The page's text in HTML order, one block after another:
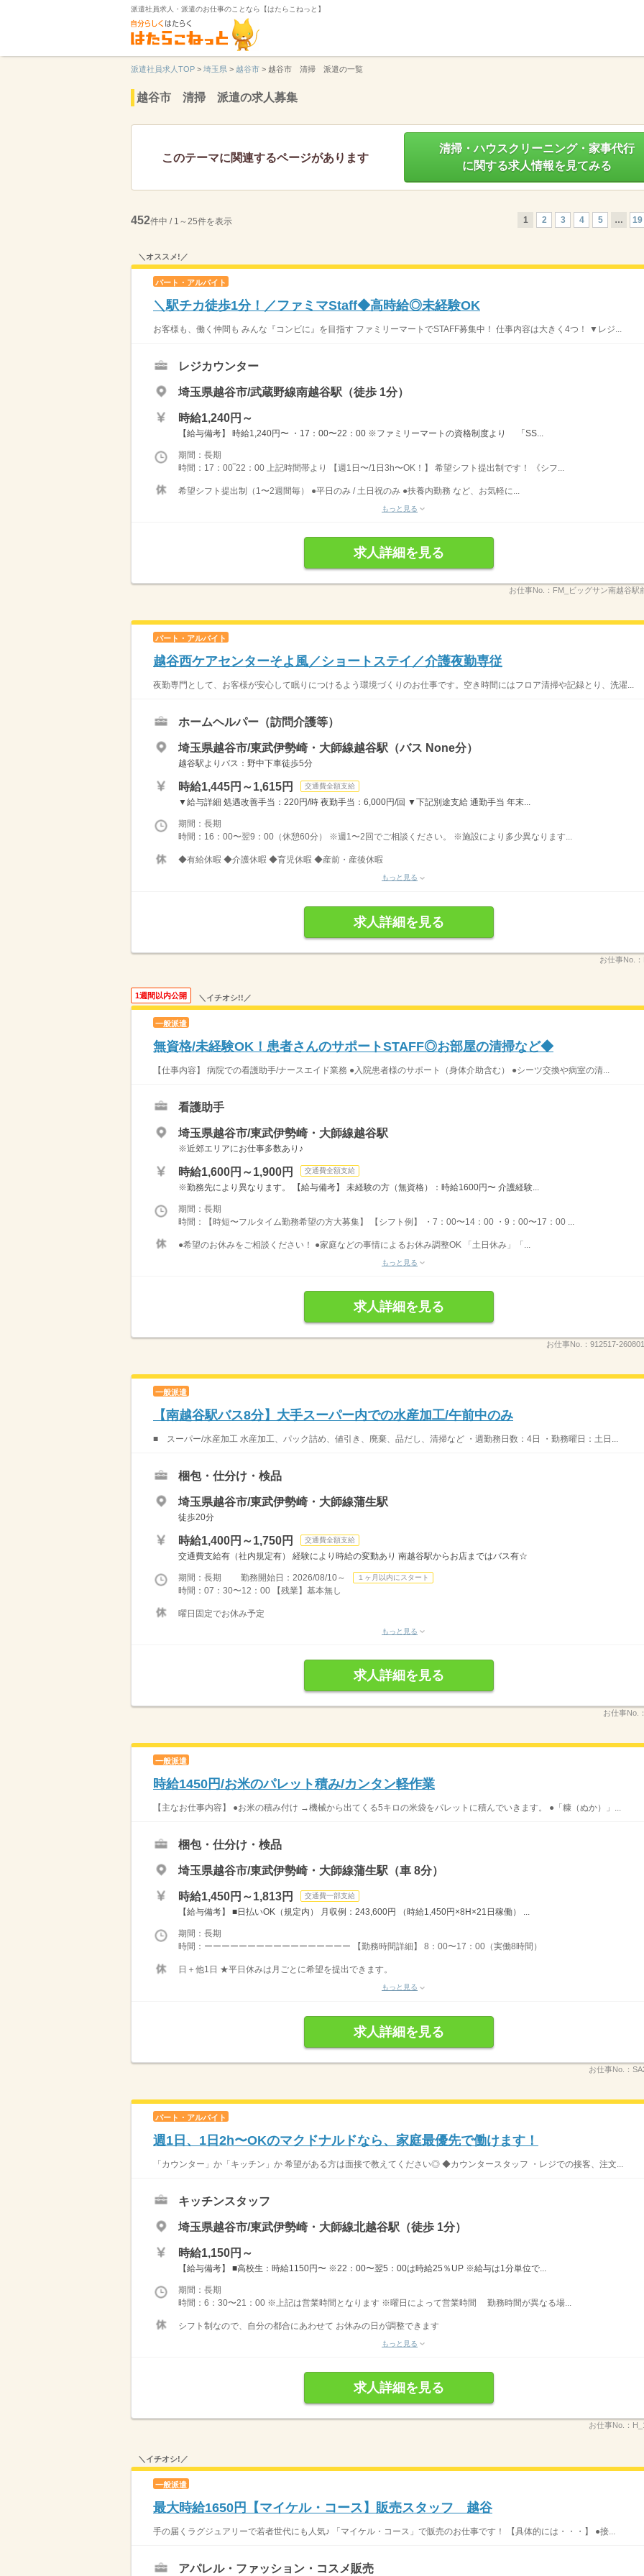
派遣社員求人・派遣のお仕事のことなら【はたらこねっと】
派遣社員求人TOP > 埼玉県 > 越谷市 > 越谷市 清掃 派遣の一覧
越谷市 清掃 派遣の求人募集
このテーマに関連するページがあります
清掃・ハウスクリーニング・家事代行
に関する求人情報を見てみる
452件中 / 1～25件を表示 1 2 3 4 5 … 19
＼オススメ!／
パート・アルバイト
＼駅チカ徒歩1分！／ファミマStaff◆高時給◎未経験OK
お客様も、働く仲間も みんな『コンビに』を目指す ファミリーマートでSTAFF募集中！ 仕事内容は大きく4つ！ ▼レジ...
レジカウンター
埼玉県越谷市/武蔵野線南越谷駅（徒歩 1分）
時給1,240円～
【給与備考】 時給1,240円〜 ・17：00〜22：00 ※ファミリーマートの資格制度より 「SS...
期間：長期
時間：17：00‾22：00 上記時間帯より 【週1日〜/1日3h〜OK！】 希望シフト提出制です！ 《シフ...
希望シフト提出制（1〜2週間毎） ●平日のみ / 土日祝のみ ●扶養内勤務 など、お気軽に...
もっと見る
求人詳細を見る
お仕事No.： FM_ビッグサン南越谷駅
パート・アルバイト
越谷西ケアセンターそよ風／ショートステイ／介護夜勤専従
夜勤専門として、お客様が安心して眠りにつけるよう環境づくりのお仕事です。空き時間にはフロア清掃や記録とり、洗濯...
ホームヘルパー（訪問介護等）
埼玉県越谷市/東武伊勢崎・大師線越谷駅（バス None分）
越谷駅よりバス：野中下車徒歩5分
時給1,445円～1,615円 交通費全額支給
▼給与詳細 処遇改善手当：220円/時 夜勤手当：6,000円/回 ▼下記別途支給 通勤手当 年末...
期間：長期
時間：16：00〜翌9：00（休憩60分） ※週1〜2回でご相談ください。 ※施設により多少異なります...
◆有給休暇 ◆介護休暇 ◆育児休暇 ◆産前・産後休暇
もっと見る
求人詳細を見る
お仕事No.：
1週間以内公開 ＼イチオシ!!／
一般派遣
無資格/未経験OK！患者さんのサポートSTAFF◎お部屋の清掃など◆
【仕事内容】 病院での看護助手/ナースエイド業務 ●入院患者様のサポート（身体介助含む） ●シーツ交換や病室の清...
看護助手
埼玉県越谷市/東武伊勢崎・大師線越谷駅
※近郊エリアにお仕事多数あり♪
時給1,600円～1,900円 交通費全額支給
※勤務先により異なります。 【給与備考】 未経験の方（無資格）：時給1600円〜 介護経験...
期間：長期
時間：【時短〜フルタイム勤務希望の方大募集】 【シフト例】 ・7：00〜14：00 ・9：00〜17：00 ...
●希望のお休みをご相談ください！ ●家庭などの事情によるお休み調整OK 「土日休み」「...
もっと見る
求人詳細を見る
お仕事No.： 912517-
一般派遣
【南越谷駅バス8分】大手スーパー内での水産加工/午前中のみ
■ スーパー/水産加工 水産加工、パック詰め、値引き、廃棄、品だし、清掃など ・週勤務日数：4日 ・勤務曜日：土日...
梱包・仕分け・検品
埼玉県越谷市/東武伊勢崎・大師線蒲生駅
徒歩20分
時給1,400円～1,750円 交通費全額支給
交通費支給有（社内規定有） 経験により時給の変動あり 南越谷駅からお店まではバス有☆
期間：長期 勤務開始日：2026/08/10～ １ヶ月以内にスタート
時間：07：30〜12：00 【残業】基本無し
曜日固定でお休み予定
もっと見る
求人詳細を見る
お仕事No.：
一般派遣
時給1450円/お米のパレット積み/カンタン軽作業
【主なお仕事内容】 ●お米の積み付け →機械から出てくる5キロの米袋をパレットに積んでいきます。 ●「糠（ぬか）」...
梱包・仕分け・検品
埼玉県越谷市/東武伊勢崎・大師線蒲生駅（車 8分）
時給1,450円～1,813円 交通費一部支給
【給与備考】 ■日払いOK（規定内） 月収例：243,600円 （時給1,450円×8H×21日稼働） ...
期間：長期
時間：ーーーーーーーーーーーーーーーーー 【勤務時間詳細】 8：00〜17：00（実働8時間）
日＋他1日 ★平日休みは月ごとに希望を提出できます。
もっと見る
求人詳細を見る
お仕事No.：
パート・アルバイト
週1日、1日2h〜OKのマクドナルドなら、家庭最優先で働けます！
「カウンター」か「キッチン」か 希望がある方は面接で教えてください◎ ◆カウンタースタッフ ・レジでの接客、注文...
キッチンスタッフ
埼玉県越谷市/東武伊勢崎・大師線北越谷駅（徒歩 1分）
時給1,150円～
【給与備考】 ■高校生：時給1150円〜 ※22：00〜翌5：00は時給25％UP ※給与は1分単位で...
期間：長期
時間：6：30〜21：00 ※上記は営業時間となります ※曜日によって営業時間 勤務時間が異なる場...
シフト制なので、自分の都合にあわせて お休みの日が調整できます
もっと見る
求人詳細を見る
お仕事No.：
＼イチオシ!／
一般派遣
最大時給1650円【マイケル・コース】販売スタッフ 越谷
手の届くラグジュアリーで若者世代にも人気♪ 「マイケル・コース」で販売のお仕事です！ 【具体的には・・・】 ●接...
アパレル・ファッション・コスメ販売